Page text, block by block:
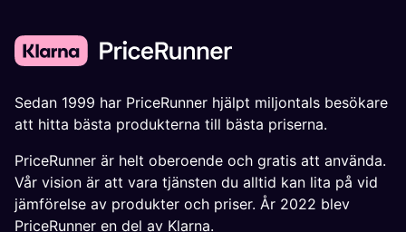
Sedan 1999 har PriceRunner hjälpt miljontals besökare
att hitta bästa produkterna till bästa priserna.
PriceRunner är helt oberoende och gratis att använda.
Vår vision är att vara tjänsten du alltid kan lita på vid
jämförelse av produkter och priser. År 2022 blev
PriceRunner en del av Klarna.